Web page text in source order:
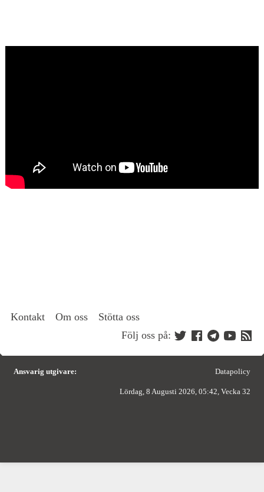
Kontakt Om oss
Stötta oss
Följ oss på:
Ansvarig utgivare: Datapolicy
Lördag, 8 Augusti 2026, 05:42, Vecka 32